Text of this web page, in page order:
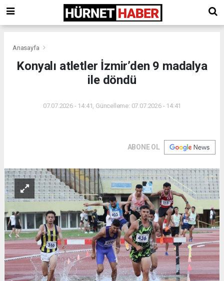
Anasayfa
Konyalı atletler İzmir’den 9 madalya
ile döndü
07.07.2026 - 14:41, Güncelleme: 07.07.2026 - 14:41
ABONE OL